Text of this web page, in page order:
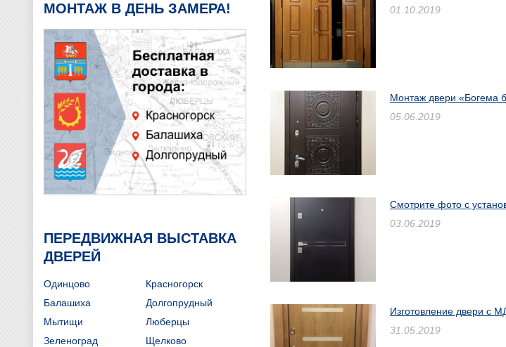
01.10.2019
Монтаж двери «Богема
05.06.2019
Смотрите фото с
03.06.2019
Изготовление двери с
31.05.2019
МОНТАЖ В ДЕНЬ ЗАМЕРА!
ПЕРЕДВИЖНАЯ ВЫСТАВКА
ДВЕРЕЙ
Одинцово
Красногорск
Балашиха
Долгопрудный
Мытищи
Люберцы
Зеленоград
Щелково